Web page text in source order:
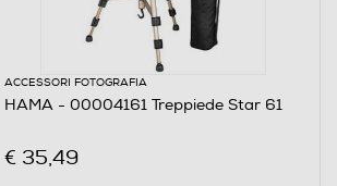
ACCESSORI FOTOGRAFIA
HAMA - 00004161 Treppiede Star 61
€ 35,49